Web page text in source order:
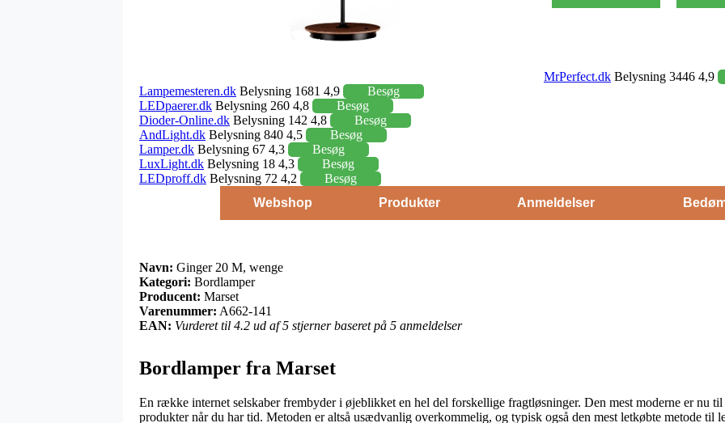
MrPerfect.dk Belysning 3446 4,9
Lampemesteren.dk Belysning 1681 4,9
Besøg
LEDpaerer.dk Belysning 260 4,8
Besøg
Dioder-Online.dk Belysning 142 4,8
Besøg
AndLight.dk Belysning 840 4,5
Besøg
Lamper.dk Belysning 67 4,3
Besøg
LuxLight.dk Belysning 18 4,3
Besøg
LEDproff.dk Belysning 72 4,2
Besøg
Webshop
Produkter Anmeldelser
Navn: Ginger 20 M, wenge
Kategori: Bordlamper
Producent: Marset
Varenummer: A662-141
EAN: Vurderet til 4.2 ud af 5 stjerner baseret på 5 anmeldelser
Bordlamper fra Marset
En række internet selskaber frembyder i øjeblikket en hel del forskellige fragtløsninger. Den mest moderne er nu
produkter når du har tid. Metoden er altså usædvanlig overkommelig, og typisk også den mest letkøbte metode til